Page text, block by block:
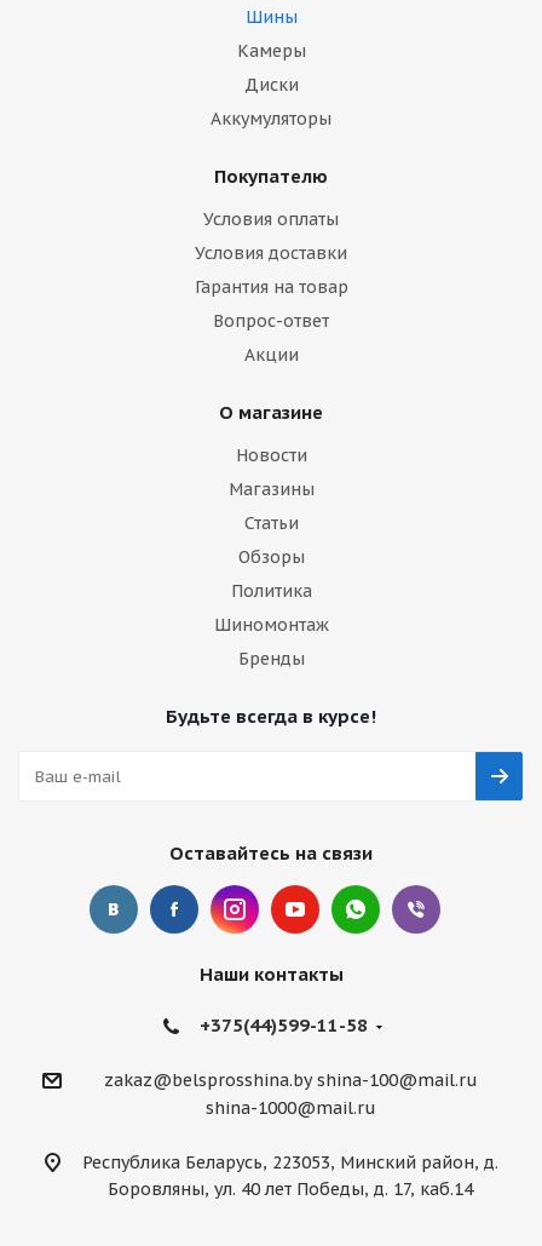
Шины
Камеры
Диски
Аккумуляторы
Покупателю
Условия оплаты
Условия доставки
Гарантия на товар
Вопрос-ответ
Акции
О магазине
Новости
Магазины
Статьи
Обзоры
Политика
Шиномонтаж
Бренды
Будьте всегда в курсе!
Оставайтесь на связи
Наши контакты
+375(44)599-11-58
zakaz@belsprosshina.by shina-100@mail.ru
shina-1000@mail.ru
Республика Беларусь, 223053, Минский район, д.
Боровляны, ул. 40 лет Победы, д. 17, каб.14